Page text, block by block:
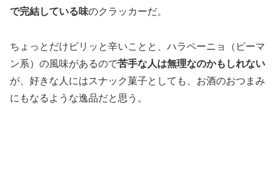
で完結している味のクラッカーだ。
ちょっとだけピリッと辛いことと、ハラペーニョ（ピーマ
ン系）の風味があるので苦手な人は無理なのかもしれない
が、好きな人にはスナック菓子としても、お酒のおつまみ
にもなるような逸品だと思う。